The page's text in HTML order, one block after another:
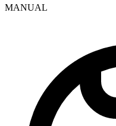
MANUAL